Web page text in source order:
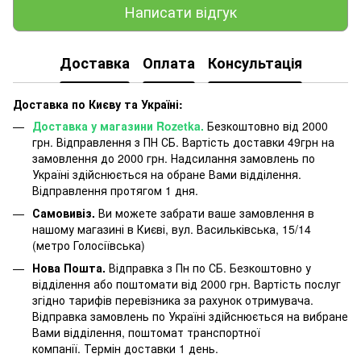
Написати відгук
Доставка Оплата Консультація
Доставка по Києву та Україні:
Доставка у магазини Rozetka. Безкоштовно від 2000
грн. Відправлення з ПН СБ. Вартість доставки 49грн на
замовлення до 2000 грн. Надсилання замовлень по
Україні здійснюється на обране Вами відділення.
Відправлення протягом 1 дня.
Самовивіз. Ви можете забрати ваше замовлення в
нашому магазині в Києві, вул. Васильківська, 15/14
(метро Голосіївська)
Нова Пошта. Відправка з Пн по СБ. Безкоштовно у
відділення або поштомати від 2000 грн. Вартість послуг
згідно тарифів перевізника за рахунок отримувача.
Відправка замовлень по Україні здійснюється на вибране
Вами відділення, поштомат транспортної
компанії. Термін доставки 1 день.